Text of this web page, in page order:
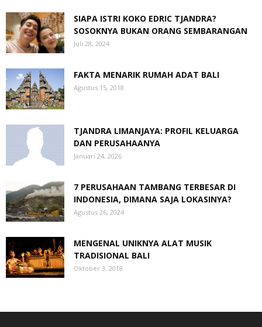
SIAPA ISTRI KOKO EDRIC TJANDRA?
SOSOKNYA BUKAN ORANG SEMBARANGAN
Juli 28, 2024
FAKTA MENARIK RUMAH ADAT BALI
Agustus 15, 2018
TJANDRA LIMANJAYA: PROFIL KELUARGA
DAN PERUSAHAANYA
Januari 24, 2026
7 PERUSAHAAN TAMBANG TERBESAR DI
INDONESIA, DIMANA SAJA LOKASINYA?
Agustus 26, 2024
MENGENAL UNIKNYA ALAT MUSIK
TRADISIONAL BALI
Oktober 3, 2018